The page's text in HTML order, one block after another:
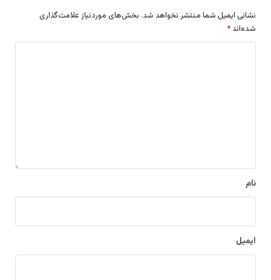
نشانی ایمیل شما منتشر نخواهد شد. بخش‌های موردنیاز علامت‌گذاری
شده‌اند *
نام
ایمیل